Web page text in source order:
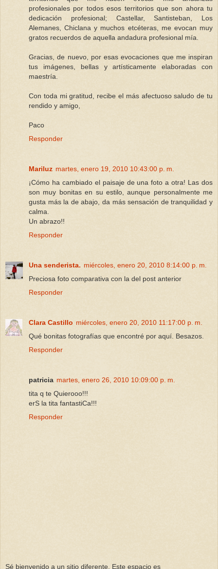
profesionales por todos esos territorios que son ahora tu
dedicación profesional; Castellar, Santisteban, Los
Alemanes, Chiclana y muchos etcéteras, me evocan muy
gratos recuerdos de aquella andadura profesional mía.
Gracias, de nuevo, por esas evocaciones que me inspiran
tus imágenes, bellas y artísticamente elaboradas con
maestría.
Con toda mi gratitud, recibe el más afectuoso saludo de tu
rendido y amigo,
Paco
Responder
Mariluz martes, enero 19, 2010 10:43:00 p. m.
¡Cómo ha cambiado el paisaje de una foto a otra! Las dos
son muy bonitas en su estilo, aunque personalmente me
gusta más la de abajo, da más sensación de tranquilidad y
calma.
Un abrazo!!
Responder
Una senderista. miércoles, enero 20, 2010 8:14:00 p. m.
Preciosa foto comparativa con la del post anterior
Responder
Clara Castillo miércoles, enero 20, 2010 11:17:00 p. m.
Qué bonitas fotografías que encontré por aquí. Besazos.
Responder
patricia martes, enero 26, 2010 10:09:00 p. m.
tita q te Quierooo!!!
erS la tita fantastiCa!!!
Responder
Sé bienvenido a un sitio diferente. Este espacio es